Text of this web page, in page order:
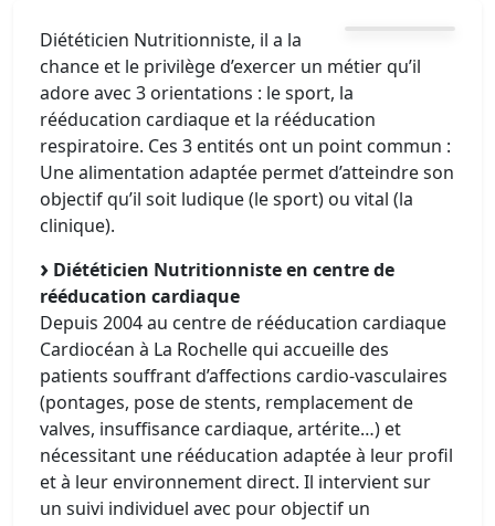
Diététicien Nutritionniste, il a la
chance et le privilège d’exercer un métier qu’il
adore avec 3 orientations : le sport, la
rééducation cardiaque et la rééducation
respiratoire. Ces 3 entités ont un point commun :
Une alimentation adaptée permet d’atteindre son
objectif qu’il soit ludique (le sport) ou vital (la
clinique).
Diététicien Nutritionniste en centre de
rééducation cardiaque
Depuis 2004 au centre de rééducation cardiaque
Cardiocéan à La Rochelle qui accueille des
patients souffrant d’affections cardio-vasculaires
(pontages, pose de stents, remplacement de
valves, insuffisance cardiaque, artérite…) et
nécessitant une rééducation adaptée à leur profil
et à leur environnement direct. Il intervient sur
un suivi individuel avec pour objectif un